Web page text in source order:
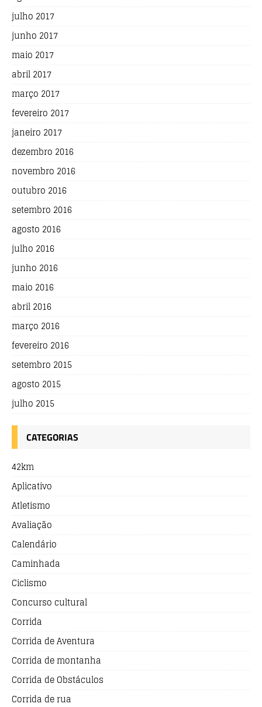
julho 2017
junho 2017
maio 2017
abril 2017
março 2017
fevereiro 2017
janeiro 2017
dezembro 2016
novembro 2016
outubro 2016
setembro 2016
agosto 2016
julho 2016
junho 2016
maio 2016
abril 2016
março 2016
fevereiro 2016
setembro 2015
agosto 2015
julho 2015
CATEGORIAS
42km
Aplicativo
Atletismo
Avaliação
Calendário
Caminhada
Ciclismo
Concurso cultural
Corrida
Corrida de Aventura
Corrida de montanha
Corrida de Obstáculos
Corrida de rua